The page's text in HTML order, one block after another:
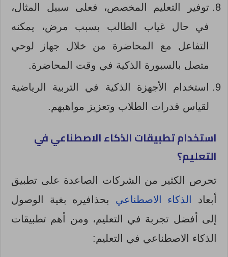
توفير التعليم المخصص، فعلى سبيل المثال،
في حال غياب الطالب بسبب مرض، يمكنه
التفاعل مع المحاضرة من خلال جهاز لوحي
متصل بالسبورة الذكية في وقت المحاضرة.
استخدام الأجهزة الذكية في التربية الرياضية
لقياس قدرات الطلاب وتعزيز مواهبهم.
استخدام تطبيقات الذكاء الاصطناعي في
التعليم؟
تحرص الكثير من الشركات الصاعدة على تطبيق
أبعاد
الذكاء الاصطناعي بحذافيره بغية الوصول
إلى أفضل تجربة في التعليم، ومن أهم تطبيقات
الذكاء الاصطناعي في التعليم: